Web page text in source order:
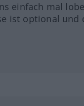
einfach mal
ist optional und